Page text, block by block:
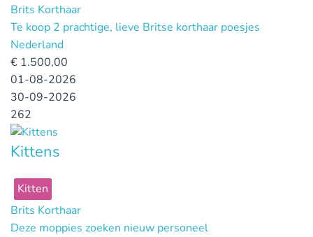
Brits Korthaar
Te koop 2 prachtige, lieve Britse korthaar poesjes
Nederland
€ 1.500,00
01-08-2026
30-09-2026
262
Kittens
Kitten
Brits Korthaar
Deze moppies zoeken nieuw personeel